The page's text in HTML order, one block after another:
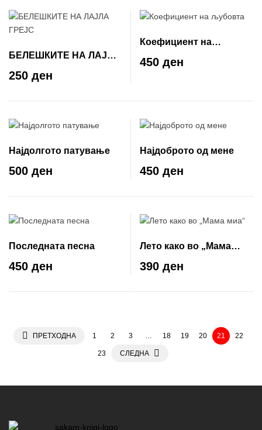
БЕЛЕШКИТЕ НА ЛАЈЛА
ГРЕЈС
250 ден
Коефициент на
љубовта
450 ден
Најдолгото патување
500 ден
Најдоброто од мене
450 ден
Последната песна
450 ден
Лето како во „Мама
миа“
390 ден
ПРЕТХОДНА 1 2 3 … 18 19 20 21 22
23 СЛЕДНА